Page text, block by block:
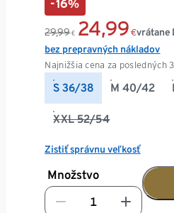
-16%
29,99 € 24,99 €
Najnižšia cena za posledných
vrátane
bez prepravných nákladov
S 36/38 M 40/42
XXL 52/54
Zistiť správnu veľkosť
Množstvo